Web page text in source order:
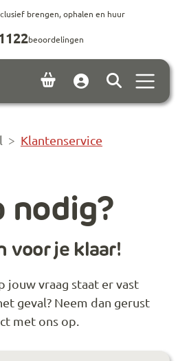
Ga naar hoofdinhoud
Ga naar footer
brengen, ophalen en huur
beoordelingen
Account
Klantenservice
nodig?
voor je klaar!
jouw vraag staat er vast
geval? Neem dan gerust
met ons op.